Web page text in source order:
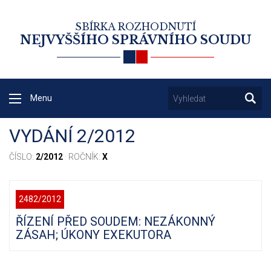
SBÍRKA ROZHODNUTÍ
NEJVYŠŠÍHO SPRÁVNÍHO SOUDU
Menu
VYDÁNÍ 2/2012
ČÍSLO: 2/2012 · ROČNÍK: X
2482/2012
ŘÍZENÍ PŘED SOUDEM: NEZÁKONNÝ
ZÁSAH; ÚKONY EXEKUTORA